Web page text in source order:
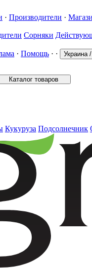
· Производители ·
Сорняки
· Помощь · · Украина /
Каталог товаров
Кукуруза Подсолнечник